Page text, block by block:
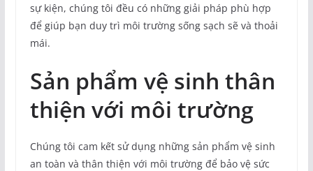
sự kiện, chúng tôi đều có những giải pháp phù hợp
để giúp bạn duy trì môi trường sống sạch sẽ và thoải
mái.
Sản phẩm vệ sinh thân
thiện với môi trường
Chúng tôi cam kết sử dụng những sản phẩm vệ sinh
an toàn và thân thiện với môi trường để bảo vệ sức